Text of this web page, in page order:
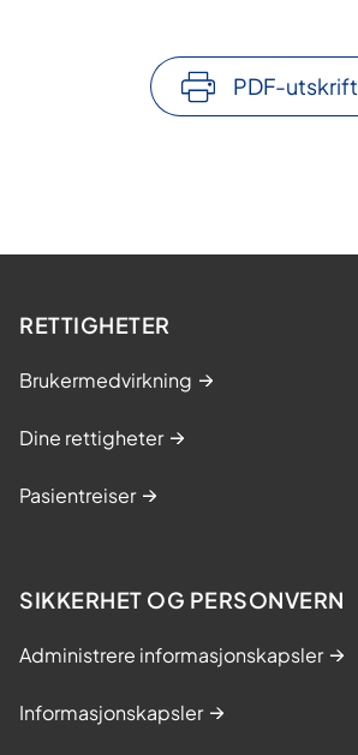
PDF-utskrift
RETTIGHETER
Brukermedvirkning
Dine rettigheter
Pasientreiser
SIKKERHET OG PERSONVERN
Administrere informasjonskapsler
Informasjonskapsler